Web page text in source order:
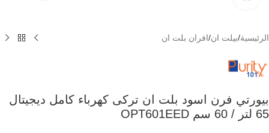
الرئيسية/بيلت ان/افران بلت ان
بيورتي فرن اسود بلت ان تركى كهرباء كامل ديجيتال
65 لتر / 60 سم OPT601EED